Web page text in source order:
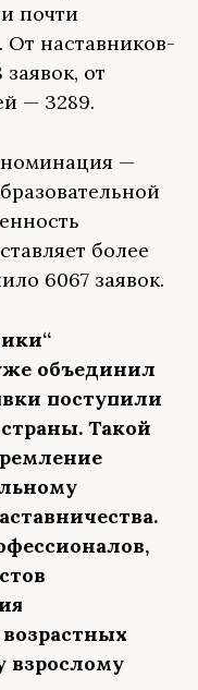
почти
От наставников-
от
— 3289.
номинация —
более
6067 заявок.
объединил
поступили
Такой
взрослому